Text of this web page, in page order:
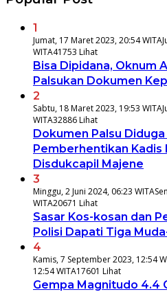
1
Jumat, 17 Maret 2023, 20:54 WITA
WITA41753 Lihat
Bisa Dipidana, Oknum
Palsukan Dokumen
2
Sabtu, 18 Maret 2023, 19:53 WITA
WITA32886 Lihat
Dokumen Palsu
Pemberhentikan Kadis
Disdukcapil Majene
3
Minggu, 2 Juni 2024, 06:23 WITA
WITA20671 Lihat
Sasar Kos-kosan dan
Polisi Dapati Tiga
4
Kamis, 7 September 2023, 12:54
12:54 WITA17601 Lihat
Gempa Magnitudo 4.4